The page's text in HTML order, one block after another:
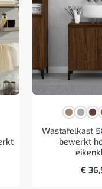
Wastafelkast
bewerkt
€